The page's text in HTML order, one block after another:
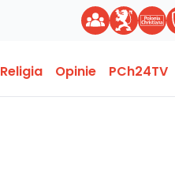
Religia Opinie PCh24TV